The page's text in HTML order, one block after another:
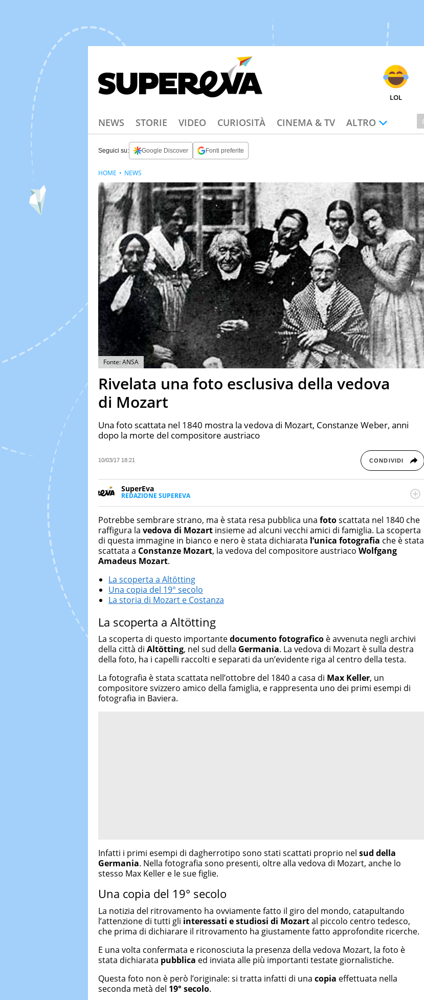
LOL
NEWS STORIE VIDEO CURIOSITÀ CINEMA & TV ALTRO
Seguici su: Google Discover Fonti preferite
Fonte: ANSA
Rivelata una foto esclusiva della vedova
di Mozart
Una foto scattata nel 1840 mostra la vedova di Mozart, Constanze Weber, anni
dopo la morte del compositore austriaco
10/03/17 18:21 CONDIVIDI
SuperEva
REDAZIONE SUPEREVA
SuperEva è il magazine di Italiaonline dedicato a trend, curiosità, entertainment e “feel-
cerca di notizie originali. Dalle tendenze del momento ai fatti più strani alle scoperte
più divertenti: mille storie da scoprire ogni giorno”
HOME NEWS
Potrebbe sembrare strano, ma è stata resa pubblica una fotoscattata nel 1840 che
raffigura la vedova di Mozart insieme ad alcuni vecchi amici di famiglia. La scoperta
di questa immagine in bianco e nero è stata dichiarata l’unica fotografia che è stata
scattata a Constanze Mozart, la vedova del compositore austriaco Wolfgang
Amadeus Mozart.
La scoperta a Altötting
Una copia del 19° secolo
La storia di Mozart e Costanza
La scoperta a Altötting
La scoperta di questo importantedocumento fotografico è avvenuta negli archivi
della città di Altötting, nel sud della Germania. La vedova di Mozart è sulla destra
della foto, ha i capelli raccolti e separati da un’evidente riga al centro della testa.
La fotografia è stata scattata nell’ottobre del 1840 a casa di Max Keller, un
compositore svizzero amico della famiglia, e rappresenta uno dei primi esempi di
fotografia in Baviera.
Infatti i primi esempi di dagherrotipo sono stati scattati proprio nel sud della
Germania. Nella fotografia sono presenti, oltre alla vedova di Mozart, anche lo
stesso Max Keller e le sue figlie.
Una copia del 19° secolo
La notizia del ritrovamento ha ovviamente fatto il giro del mondo, catapultando
l’attenzione di tutti gli interessati e studiosi di Mozartal piccolo centro tedesco,
che prima di dichiarare il ritrovamento ha giustamente fatto approfondite ricerche.
E una volta confermata e riconosciuta la presenza della vedova Mozart, la foto è
stata dichiarata pubblica ed inviata alle più importanti testate giornalistiche.
Questa foto non è però l’originale: si tratta infatti di una copia effettuata nella
seconda metà del 19° secolo.